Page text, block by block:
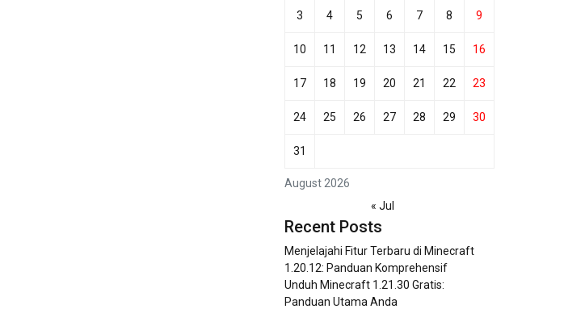
August 2026
3 4 5 6 7 8 9
10 11 12 13 14 15 16
17 18 19 20 21 22 23
24 25 26 27 28 29 30
31
« Jul
Recent Posts
Menjelajahi Fitur Terbaru di Minecraft
1.20.12: Panduan Komprehensif
Unduh Minecraft 1.21.30 Gratis:
Panduan Utama Anda